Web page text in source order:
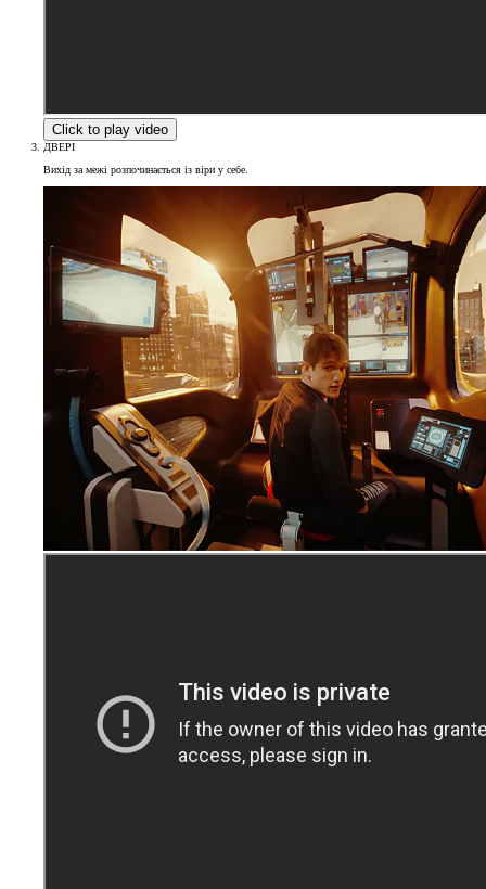
Click to play video
ДВЕРІ
Вихід за межі розпочинається із віри у себе.